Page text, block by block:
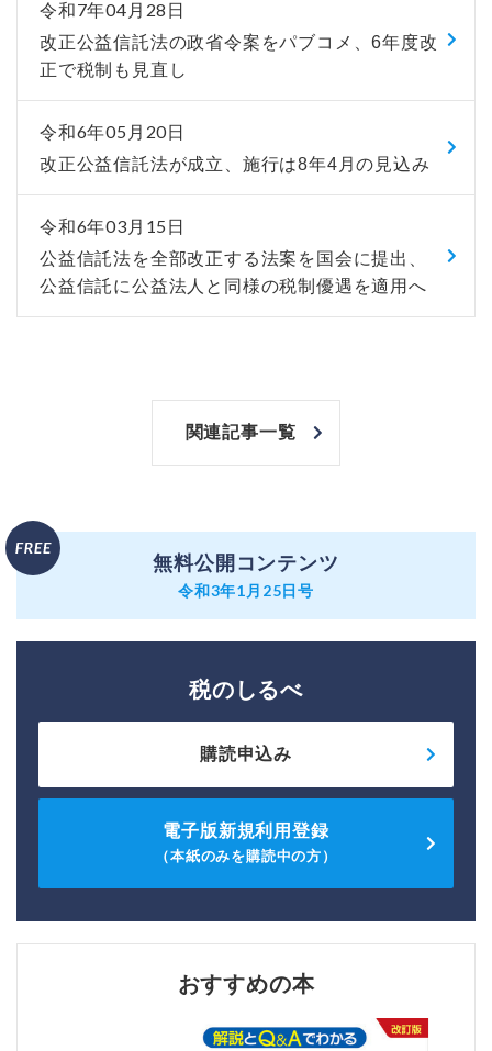
令和7年04月28日
改正公益信託法の政省令案をパブコメ、6年度改
正で税制も見直し
令和6年05月20日
改正公益信託法が成立、施行は8年4月の見込み
令和6年03月15日
公益信託法を全部改正する法案を国会に提出、
公益信託に公益法人と同様の税制優遇を適用へ
関連記事一覧
無料公開コンテンツ
令和3年1月25日号
税のしるべ
購読申込み
電子版新規利用登録
（本紙のみを購読中の方）
おすすめの本